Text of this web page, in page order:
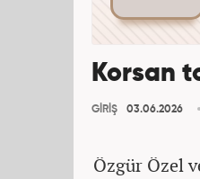
Korsan
GİRİŞ 03.06.2026
Özgür Özel